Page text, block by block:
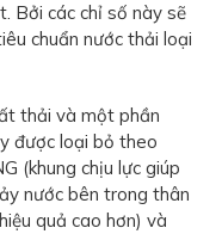
Bởi các chỉ số này sẽ
chuẩn nước thải loại
thải và một phần
được loại bỏ theo
(khung chịu lực giúp
nước bên trong thân
quả cao hơn) và